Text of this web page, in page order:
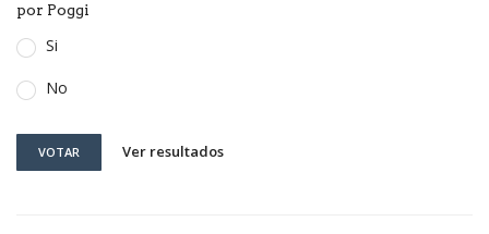
por Poggi
Si
No
VOTAR Ver resultados